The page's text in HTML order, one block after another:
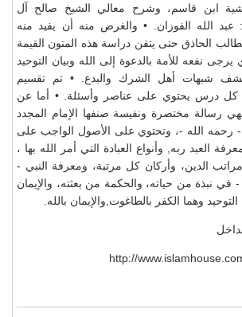
ابن قاسم، وشرح معالي الشيخ صالح آل
الله الفوزان. • والغرض منه أن يفيد منه
الحاذق حتى يتقن دراسة هذه المتون القيمة
نفعه للأمة بالدعوة إلى الله وبيان التوحيد
شبهات أهل الشرك والبدع. • تم تقسيم
درس يحتوي على عناصر وأسئلة. • أما عن
فهي رسالة مختصرة ونفيسة صنفها الإمام المجدد
رحمه الله -، وتحتوي على الأصول الواجب على
العبد ربه, وأنواع العبادة التي أمر الله بها ،
الدين، وأركان كل مرتبة، ومعرفة النبي -
نبذة من حياته، والحكمة من بعثته، والإيمان
وهما الكفر بالطاغوت,والإيمان بالله.
http://